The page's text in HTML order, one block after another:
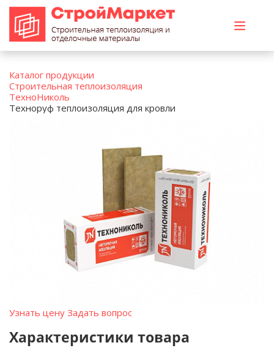
Каталог продукции
Строительная теплоизоляция
ТехноНиколь
Техноруф теплоизоляция для кровли
Узнать цену Задать вопрос
Характеристики товара